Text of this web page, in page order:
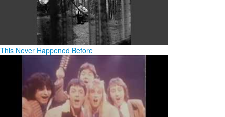
This Never Happened Before